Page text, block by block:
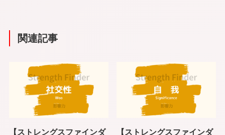
関連記事
【ストレングスファインダ
【ストレングスファインダ